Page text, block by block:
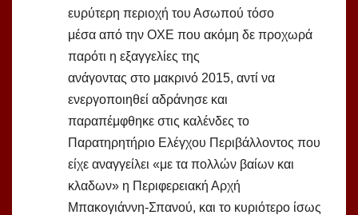
ευρύτερη περιοχή του Ασωπού τόσο
μέσα από την ΟΧΕ που ακόμη δε προχωρά
παρότι η εξαγγελίες της
ανάγοντας στο μακρινό 2015, αντί να
ενεργοποιηθεί αδράνησε και
παραπέμφθηκε στις καλένδες το
Παρατηρητήριο Ελέγχου Περιβάλλοντος που
είχε αναγγείλει «με τα πολλών βαίων και
κλαδων» η Περιφερειακή Αρχή
Μπακογιάννη-Σπανού, και το κυριότερο ίσως